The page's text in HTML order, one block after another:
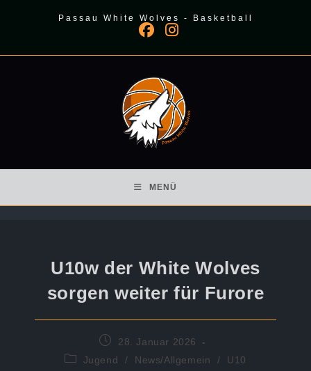
Passau White Wolves - Basketball
MENÜ
U10w der White Wolves
sorgen weiter für Furore
Beitrag28. Januar 2026
Beitrags-
Jugend / News/Allgemein / U10